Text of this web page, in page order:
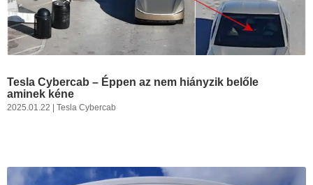
Tesla Cybercab – Éppen az nem hiányzik belőle
aminek kéne
2025.01.22 |Tesla Cybercab